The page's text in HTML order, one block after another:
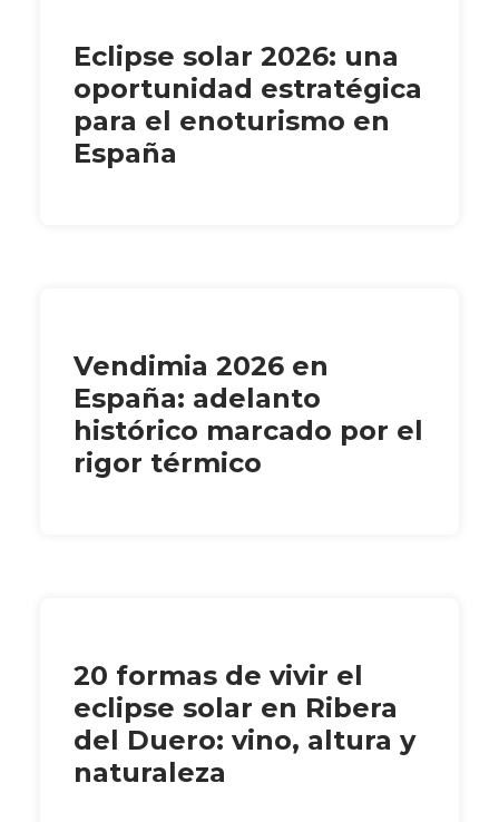
Eclipse solar 2026: una
oportunidad estratégica
para el enoturismo en
España
Vendimia 2026 en
España: adelanto
histórico marcado por el
rigor térmico
20 formas de vivir el
eclipse solar en Ribera
del Duero: vino, altura y
naturaleza